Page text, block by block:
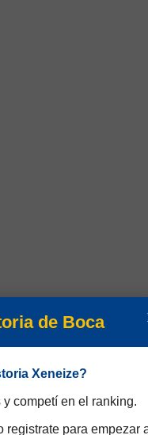
de Boca
Xeneize?
competí en el ranking.
registrate para empezar